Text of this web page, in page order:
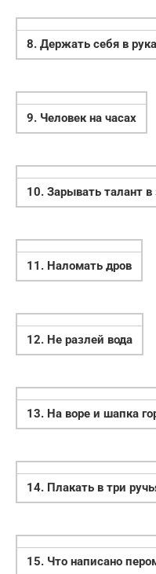
8. Держать себя в
9. Человек на часах
10. Зарывать талант
11. Наломать дров
12. Не разлей вода
13. На воре и шапка
14. Плакать в три
15. Что написано